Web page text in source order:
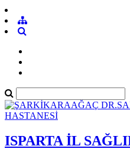
ISPARTA İL